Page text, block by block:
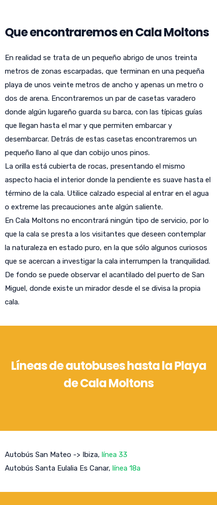
Que encontraremos en Cala Moltons
En realidad se trata de un pequeño abrigo de unos treinta
metros de zonas escarpadas, que terminan en una pequeña
playa de unos veinte metros de ancho y apenas un metro o
dos de arena. Encontraremos un par de casetas varadero
donde algún lugareño guarda su barca, con las típicas guías
que llegan hasta el mar y que permiten embarcar y
desembarcar. Detrás de estas casetas encontraremos un
pequeño llano al que dan cobijo unos pinos.
La orilla está cubierta de rocas, presentando el mismo
aspecto hacia el interior donde la pendiente es suave hasta el
término de la cala. Utilice calzado especial al entrar en el agua
o extreme las precauciones ante algún saliente.
En Cala Moltons no encontrará ningún tipo de servicio, por lo
que la cala se presta a los visitantes que deseen contemplar
la naturaleza en estado puro, en la que sólo algunos curiosos
que se acercan a investigar la cala interrumpen la tranquilidad.
De fondo se puede observar el acantilado del puerto de San
Miguel, donde existe un mirador desde el se divisa la propia
cala.
Líneas de autobuses hasta la Playa
de Cala Moltons
Autobús San Mateo -> Ibiza, línea 33
Autobús Santa Eulalia Es Canar, línea 18a